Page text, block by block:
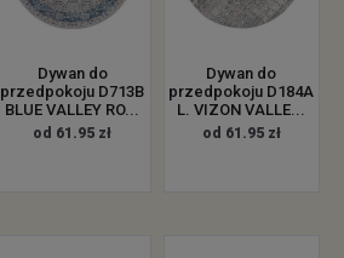
Dywan do
przedpokoju D713B
BLUE VALLEY RO...
od 61.95 zł
Dywan do
przedpokoju D184A
L. VIZON VALLE...
od 61.95 zł